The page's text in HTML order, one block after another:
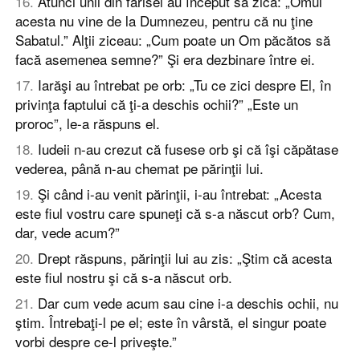
acesta nu vine de la Dumnezeu, pentru că nu ţine
Sabatul.” Alţii ziceau: „Cum poate un Om păcătos să
facă asemenea semne?” Şi era dezbinare între ei.
17. Iarăşi au întrebat pe orb: „Tu ce zici despre El, în
privinţa faptului că ţi-a deschis ochii?” „Este un
proroc”, le-a răspuns el.
18. Iudeii n-au crezut că fusese orb şi că îşi căpătase
vederea, până n-au chemat pe părinţii lui.
19. Şi când i-au venit părinţii, i-au întrebat: „Acesta
este fiul vostru care spuneţi că s-a născut orb? Cum,
dar, vede acum?”
20. Drept răspuns, părinţii lui au zis: „Ştim că acesta
este fiul nostru şi că s-a născut orb.
21. Dar cum vede acum sau cine i-a deschis ochii, nu
ştim. Întrebaţi-l pe el; este în vârstă, el singur poate
vorbi despre ce-l priveşte.”